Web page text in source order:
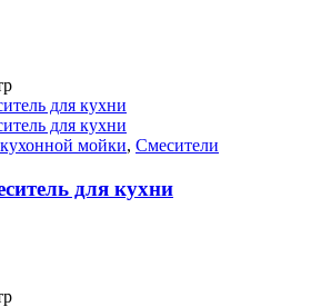
мойки, Смесители
для кухни